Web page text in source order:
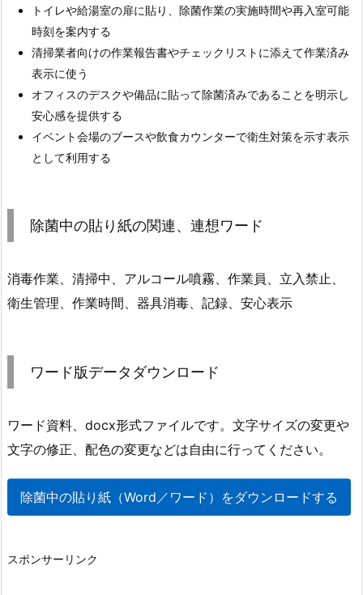
トイレや給湯室の扉に貼り、除菌作業の実施時間や再入室可能
時刻を案内する
清掃業者向けの作業報告書やチェックリストに添えて作業済み
表示に使う
オフィスのデスクや備品に貼って除菌済みであることを明示し
安心感を提供する
イベント会場のブースや飲食カウンターで衛生対策を示す表示
として利用する
除菌中の貼り紙の関連、連想ワード
消毒作業、清掃中、アルコール噴霧、作業員、立入禁止、
衛生管理、作業時間、器具消毒、記録、安心表示
ワード版データダウンロード
ワード資料、docx形式ファイルです。文字サイズの変更や
文字の修正、配色の変更などは自由に行ってください。
除菌中の貼り紙（Word／ワード）をダウンロードする
スポンサーリンク